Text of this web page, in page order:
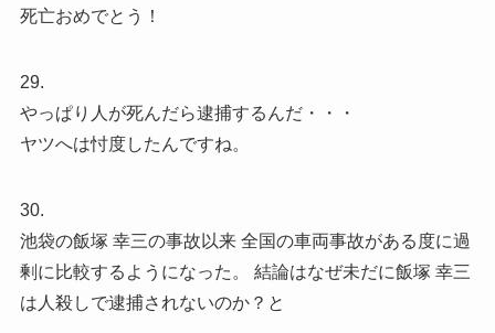
死亡おめでとう！
29.
やっぱり人が死んだら逮捕するんだ・・・
ヤツへは忖度したんですね。
30.
池袋の飯塚 幸三の事故以来 全国の車両事故がある度に過
剰に比較するようになった。 結論はなぜ未だに飯塚 幸三
は人殺しで逮捕されないのか？と